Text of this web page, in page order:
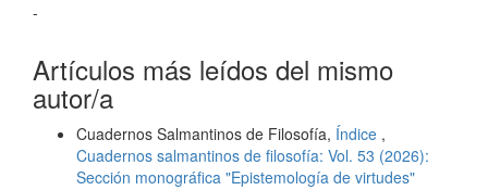
-
Artículos más leídos del mismo
autor/a
Cuadernos Salmantinos de Filosofía, Índice ,
Cuadernos salmantinos de filosofía: Vol. 53 (2026):
Sección monográfica "Epistemología de virtudes"